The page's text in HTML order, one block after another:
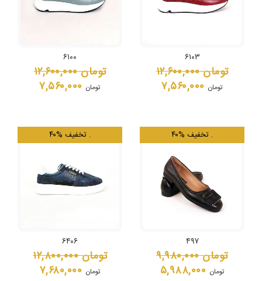
۶۱۰۰
۱۲,۶۰۰,۰۰۰تومان
۷,۵۶۰,۰۰۰ تومان
۶۱۰۳
۱۲,۶۰۰,۰۰۰تومان
۷,۵۶۰,۰۰۰ تومان
۶۴۰۶
۱۲,۸۰۰,۰۰۰تومان
۷,۶۸۰,۰۰۰ تومان
۴۰% تخفیف .
۴۹۷
۹,۹۸۰,۰۰۰تومان
۵,۹۸۸,۰۰۰ تومان
۴۰% تخفیف .